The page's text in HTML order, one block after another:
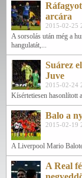
arcára
2015-02-25
A sorsolás után még a
hangulatát,...
Suárez
Juve
2015-02-24
Kísértetiesen hasonlított
Balo a
2015-02-19
A Liverpool Mario
A Real